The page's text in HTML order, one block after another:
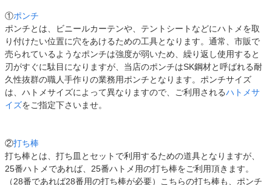
①ポンチ
ポンチとは、ビニールカーテンや、テントシートなどにハトメを取
り付けたい位置に穴をあけるための工具となります。通常、市販で
売られているようなポンチは強度が弱いため、繰り返し使用すると
刃がすぐに駄目になりますが、当店のポンチはSK鋼材と呼ばれる耐
久性抜群の職人手作りの業務用ポンチとなります。ポンチサイズ
は、ハトメサイズによって異なりますので、ご利用されるハトメサ
イズをご指定下さいませ。
②打ち棒
打ち棒とは、打ち皿とセットで利用するための道具となりますが、
25番ハトメであれば、25番ハトメ用の打ち棒をご利用頂きます。
（28番であれば28番用の打ち棒が必要）こちらの打ち棒も、ポンチ